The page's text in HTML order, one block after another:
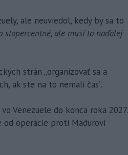
ale neuviedol, kedy by sa to
stopercentné, ale musí to naďalej
strán „organizovať sa a
ak ste na to nemali čas“.
Venezuele do konca roka 2027.
od operácie proti Madurovi